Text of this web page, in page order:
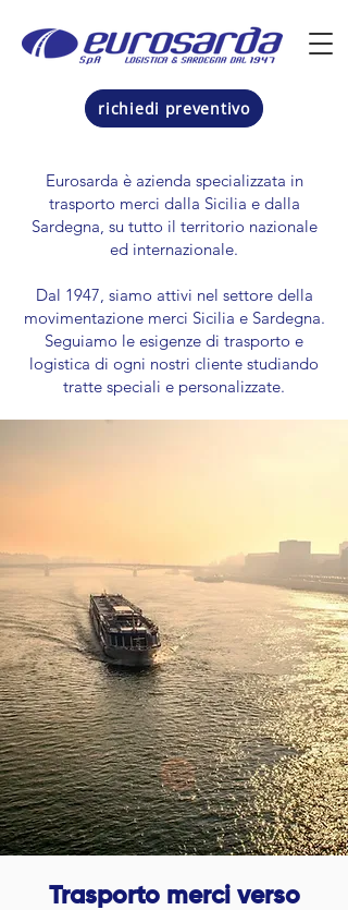
richiedi preventivo
Eurosarda è azienda specializzata in
trasporto merci dalla Sicilia e dalla
Sardegna, su tutto il territorio nazionale
ed internazionale.
Dal 1947, siamo attivi nel settore della
movimentazione merci Sicilia e Sardegna.
Seguiamo le esigenze di trasporto e
logistica di ogni nostri cliente studiando
tratte speciali e personalizzate.​
Trasporto merci verso